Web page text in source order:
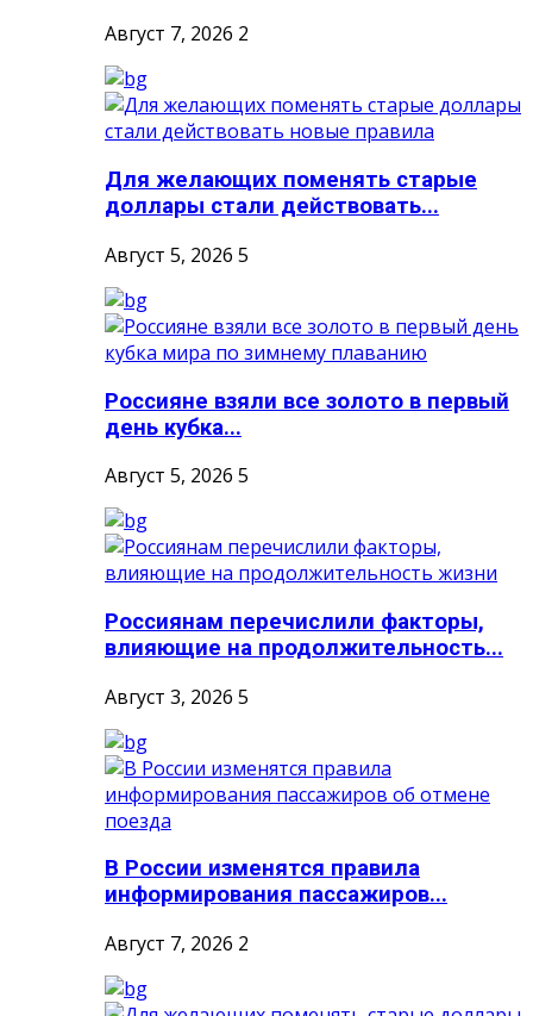
Август 7, 2026 2
Для желающих поменять старые
доллары стали действовать...
Август 5, 2026 5
Россияне взяли все золото в первый
день кубка...
Август 5, 2026 5
Россиянам перечислили факторы,
влияющие на продолжительность...
Август 3, 2026 5
В России изменятся правила
информирования пассажиров...
Август 7, 2026 2